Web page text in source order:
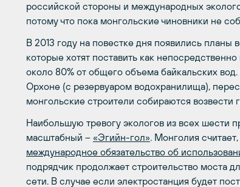
российской стороны и международных
потому что пока монгольские чиновники не
В 2013 году на повестке дня появились планы
которые хотят поставить как
около 80% от общего объема байкальских
Орхоне (с резервуаром водохранилища),
монгольские строители собираются возвести
Наибольшую тревогу экологов из всех шести
масштабный – «Эгийн-гол». Монголия
международное обязательство об
подрядчик продолжает строительство моста
сети. В случае если электростанция будет